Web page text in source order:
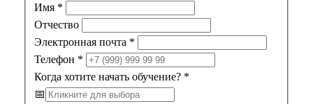
Имя *
Отчество
Электронная почта *
Телефон *
Когда хотите начать обучение? *
📅